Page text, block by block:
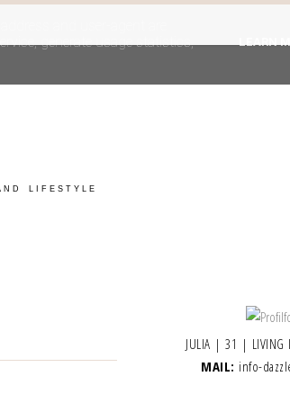
LIFESTYLE
JULIA | 31 | LIVING
MAIL: info-
and user-agent are
generate usage statistics,
LEARN